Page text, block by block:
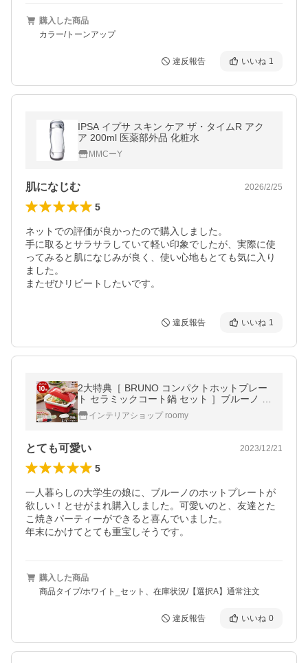
購入した商品
カラー/トーンアップ
違反報告 いいね 1
IPSA イプサ スキン ケア ザ・タイムR アク
ア 200ml 医薬部外品 化粧水
MMCーY
肌になじむ 2026/2/25
5
ネットでの評価が良かったので購入しました。
手に取るとサラサラしていて軽い印象でしたが、実際に使
ってみると肌になじみが良く、使い心地もとても気に入り
ました。
またぜひリピートしたいです。
違反報告 いいね 1
2大特典［ BRUNO コンパクトホットプレー
ト セラミックコート鍋 セット ］ブルーノ 深
鍋セット ホットプレート 深鍋 すき焼き たこ
焼き器 焼肉 たこ焼き お鍋
インテリアショップ roomy
とても可愛い 2023/12/21
5
一人暮らしの大学生の娘に、ブルーノのホットプレートが
欲しい！とせがまれ購入しました。可愛いのと、友達とた
こ焼きパーティーができると喜んでいました。
年末にかけてとても重宝しそうです。
購入した商品
商品タイプ/ホワイト_セット、在庫状況/【選択A】通常注文
違反報告 いいね 0